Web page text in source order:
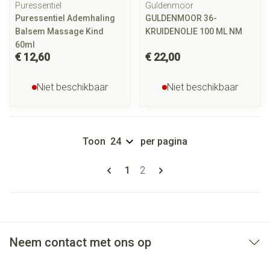
Puressentiel
Puressentiel Ademhaling
Balsem Massage Kind
60ml
€ 12,60
Niet beschikbaar
Guldenmoor
GULDENMOOR 36-
KRUIDENOLIE 100 ML NM
€ 22,00
Niet beschikbaar
Pagina's
U lees momenteel pagina
1 Pagina
2
Toon per pagina
Neem contact met ons op